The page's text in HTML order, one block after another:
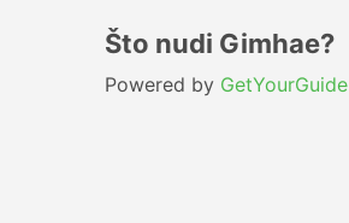
Što nudi Gimhae?
Powered by GetYourGuide